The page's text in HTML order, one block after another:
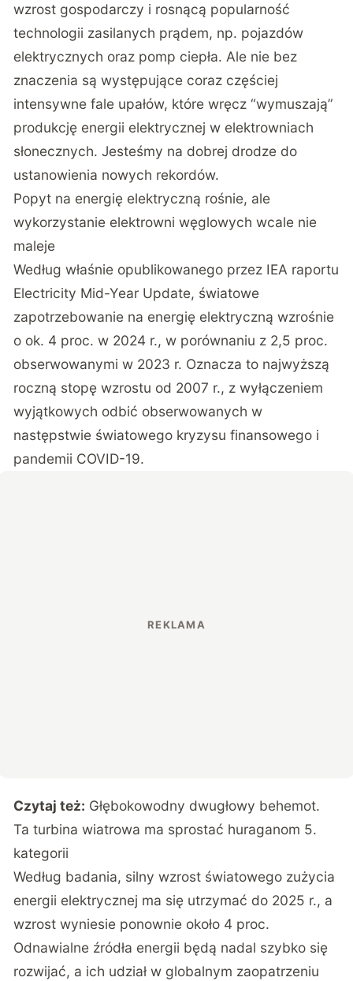
wzrost gospodarczy i rosnącą popularność
technologii zasilanych prądem, np. pojazdów
elektrycznych oraz pomp ciepła. Ale nie bez
znaczenia są występujące coraz częściej
intensywne fale upałów, które wręcz “wymuszają”
produkcję energii elektrycznej w elektrowniach
słonecznych. Jesteśmy na dobrej drodze do
ustanowienia nowych rekordów.
Popyt na energię elektryczną rośnie, ale
wykorzystanie elektrowni węglowych wcale nie
maleje
Według właśnie opublikowanego przez IEA raportu
Electricity Mid-Year Update, światowe
zapotrzebowanie na energię elektryczną wzrośnie
o ok. 4 proc. w 2024 r., w porównaniu z 2,5 proc.
obserwowanymi w 2023 r. Oznacza to najwyższą
roczną stopę wzrostu od 2007 r., z wyłączeniem
wyjątkowych odbić obserwowanych w
następstwie światowego kryzysu finansowego i
pandemii COVID-19.
Czytaj też: Głębokowodny dwugłowy behemot.
Ta turbina wiatrowa ma sprostać huraganom 5.
kategorii
Według badania, silny wzrost światowego zużycia
energii elektrycznej ma się utrzymać do 2025 r., a
wzrost wyniesie ponownie około 4 proc.
Odnawialne źródła energii będą nadal szybko się
rozwijać, a ich udział w globalnym zaopatrzeniu